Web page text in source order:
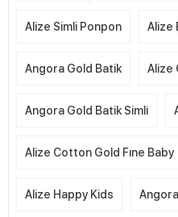
Alize Simli Ponpon Alize
Angora Gold Batik Alize
Angora Gold Batik Simli
Alize Cotton Gold Fıne Baby
Alize Happy Kids